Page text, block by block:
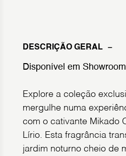
DESCRIÇÃO GERAL
Disponível em Showroom
Explore a coleção
mergulhe numa
com o cativante Mikado
Lírio. Esta fragrância
jardim noturno cheio de